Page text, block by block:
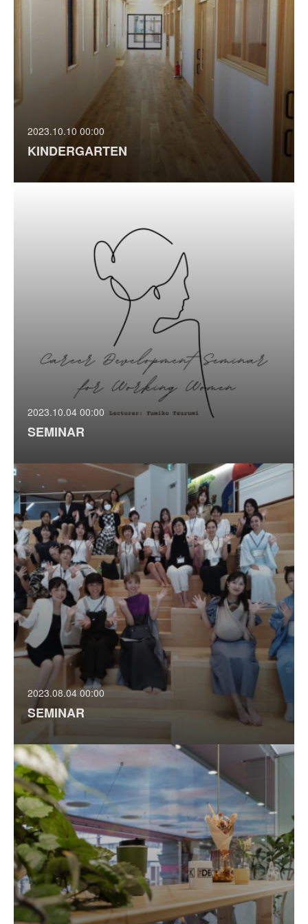
2023.10.10 00:00
KINDERGARTEN
2023.10.04 00:00
SEMINAR
2023.08.04 00:00
SEMINAR